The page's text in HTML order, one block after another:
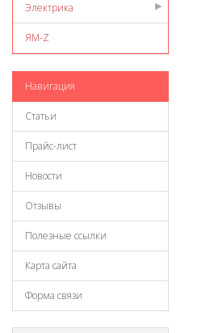
Электрика
ЯМ-Z
Навигация
Статьи
Прайс-лист
Новости
Отзывы
Полезные ссылки
Карта сайта
Форма связи